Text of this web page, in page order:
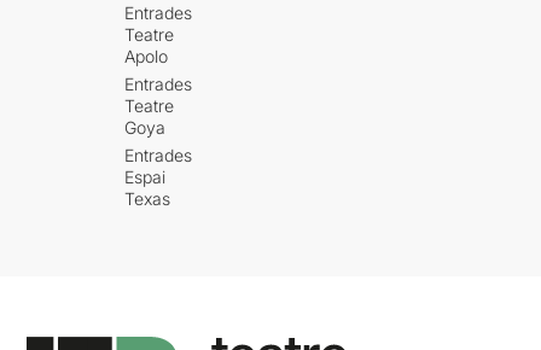
Entrades
Teatre
Apolo
Entrades
Teatre
Goya
Entrades
Espai
Texas